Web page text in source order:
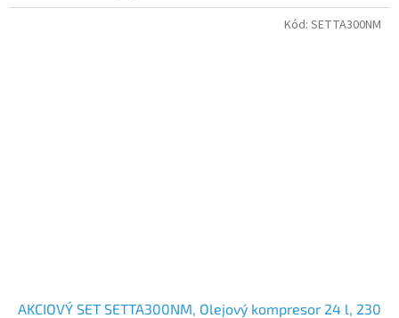
AKCIOVÝ SET SETTA300NM, Olejový kompresor 24 l, 230
Kód: SETTA300NM